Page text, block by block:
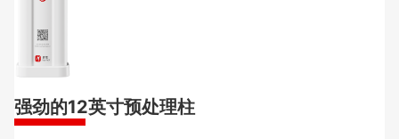
强劲的12英寸预处理柱